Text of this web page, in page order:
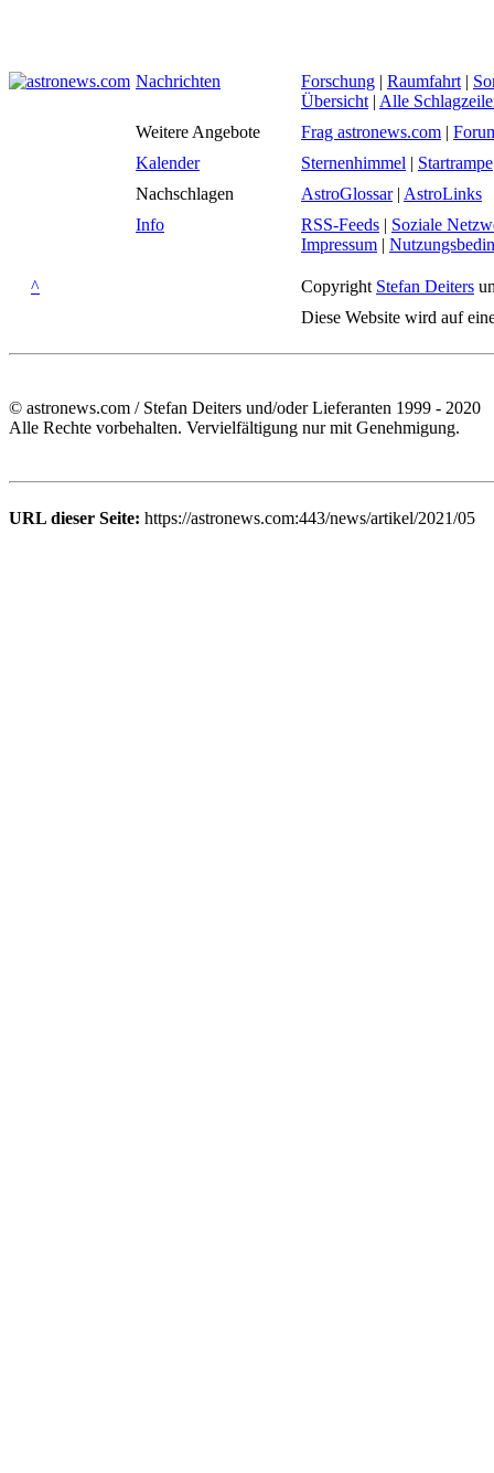
Nachrichten Forschung | Raumfahrt |
Übersicht | Alle
Weitere Angebote
Frag astronews.com |
Kalender
Sternenhimmel | Startrampe
Nachschlagen
AstroGlossar| AstroLinks
Info
RSS-Feeds | Soziale
Impressum |
^ Copyright Stefan Deiters
Diese Website wird auf
© astronews.com / Stefan Deiters und/oder Lieferanten 1999 - 2020
Alle Rechte vorbehalten. Vervielfältigung nur mit Genehmigung.
URL dieser Seite: https://astronews.com:443/news/artikel/2021/05